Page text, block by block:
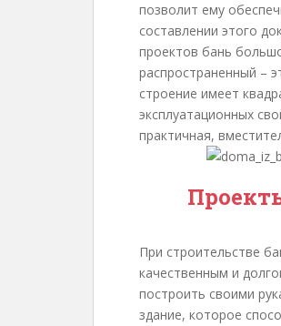
позволит ему
составлении этого
проектов бань
распространенный –
строение имеет
эксплуатационных
практичная,
При строительстве
качественным и
построить своими
здание, которое